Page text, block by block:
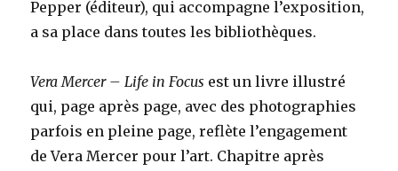
Pepper (éditeur), qui accompagne l’exposition,
a sa place dans toutes les bibliothèques.
Vera Mercer – Life in Focus est un livre illustré
qui, page après page, avec des photographies
parfois en pleine page, reflète l’engagement
de Vera Mercer pour l’art. Chapitre après